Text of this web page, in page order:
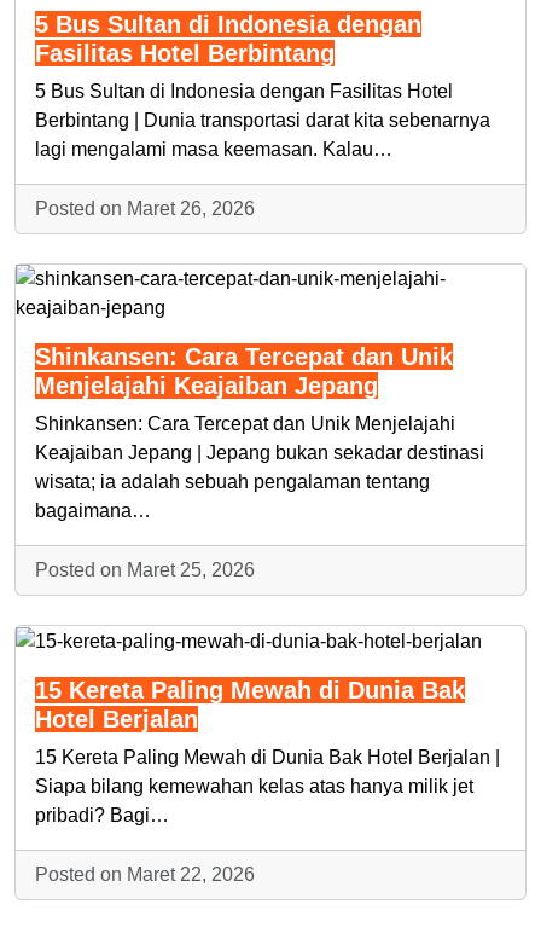
5 Bus Sultan di Indonesia dengan
Fasilitas Hotel Berbintang
5 Bus Sultan di Indonesia dengan Fasilitas Hotel
Berbintang | Dunia transportasi darat kita sebenarnya
lagi mengalami masa keemasan. Kalau…
Posted on Maret 26, 2026
Shinkansen: Cara Tercepat dan Unik
Menjelajahi Keajaiban Jepang
Shinkansen: Cara Tercepat dan Unik Menjelajahi
Keajaiban Jepang | Jepang bukan sekadar destinasi
wisata; ia adalah sebuah pengalaman tentang
bagaimana…
Posted on Maret 25, 2026
15 Kereta Paling Mewah di Dunia Bak
Hotel Berjalan
15 Kereta Paling Mewah di Dunia Bak Hotel Berjalan |
Siapa bilang kemewahan kelas atas hanya milik jet
pribadi? Bagi…
Posted on Maret 22, 2026